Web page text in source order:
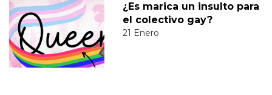
¿Es marica un insulto para
el colectivo gay?
21 Enero